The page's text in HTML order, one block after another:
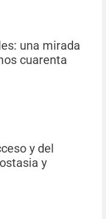
una mirada
cuarenta
y del
y